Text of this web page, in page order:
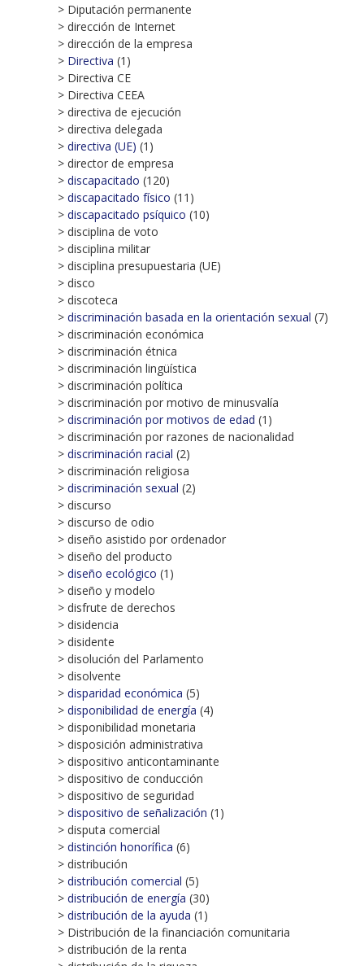
> Diputación permanente
> dirección de Internet
> dirección de la empresa
> Directiva (1)
> Directiva CE
> Directiva CEEA
> directiva de ejecución
> directiva delegada
> directiva (UE) (1)
> director de empresa
> discapacitado (120)
> discapacitado físico (11)
> discapacitado psíquico (10)
> disciplina de voto
> disciplina militar
> disciplina presupuestaria (UE)
> disco
> discoteca
> discriminación basada en la orientación sexual (7)
> discriminación económica
> discriminación étnica
> discriminación lingüística
> discriminación política
> discriminación por motivo de minusvalía
> discriminación por motivos de edad (1)
> discriminación por razones de nacionalidad
> discriminación racial (2)
> discriminación religiosa
> discriminación sexual (2)
> discurso
> discurso de odio
> diseño asistido por ordenador
> diseño del producto
> diseño ecológico (1)
> diseño y modelo
> disfrute de derechos
> disidencia
> disidente
> disolución del Parlamento
> disolvente
> disparidad económica (5)
> disponibilidad de energía (4)
> disponibilidad monetaria
> disposición administrativa
> dispositivo anticontaminante
> dispositivo de conducción
> dispositivo de seguridad
> dispositivo de señalización (1)
> disputa comercial
> distinción honorífica (6)
> distribución
> distribución comercial (5)
> distribución de energía (30)
> distribución de la ayuda (1)
> Distribución de la financiación comunitaria
> distribución de la renta